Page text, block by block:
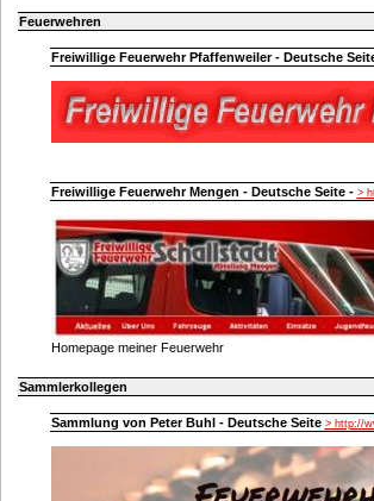
Feuerwehren
Freiwillige Feuerwehr Pfaffenweiler - Deutsche
Freiwillige Feuerwehr Mengen - Deutsche Seite - >
Homepage meiner Feuerwehr
Sammlerkollegen
Sammlung von Peter Buhl - Deutsche Seite > http://